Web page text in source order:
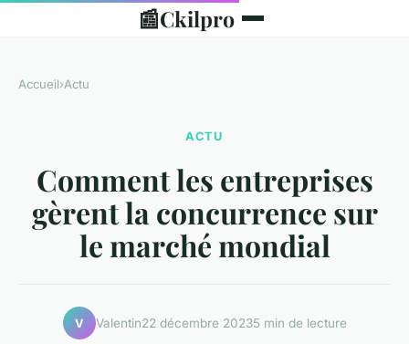
📰Ckilpro
Accueil›Actu
ACTU
Comment les entreprises
gèrent la concurrence sur
le marché mondial
V Valentin22 décembre 20235 min de lecture